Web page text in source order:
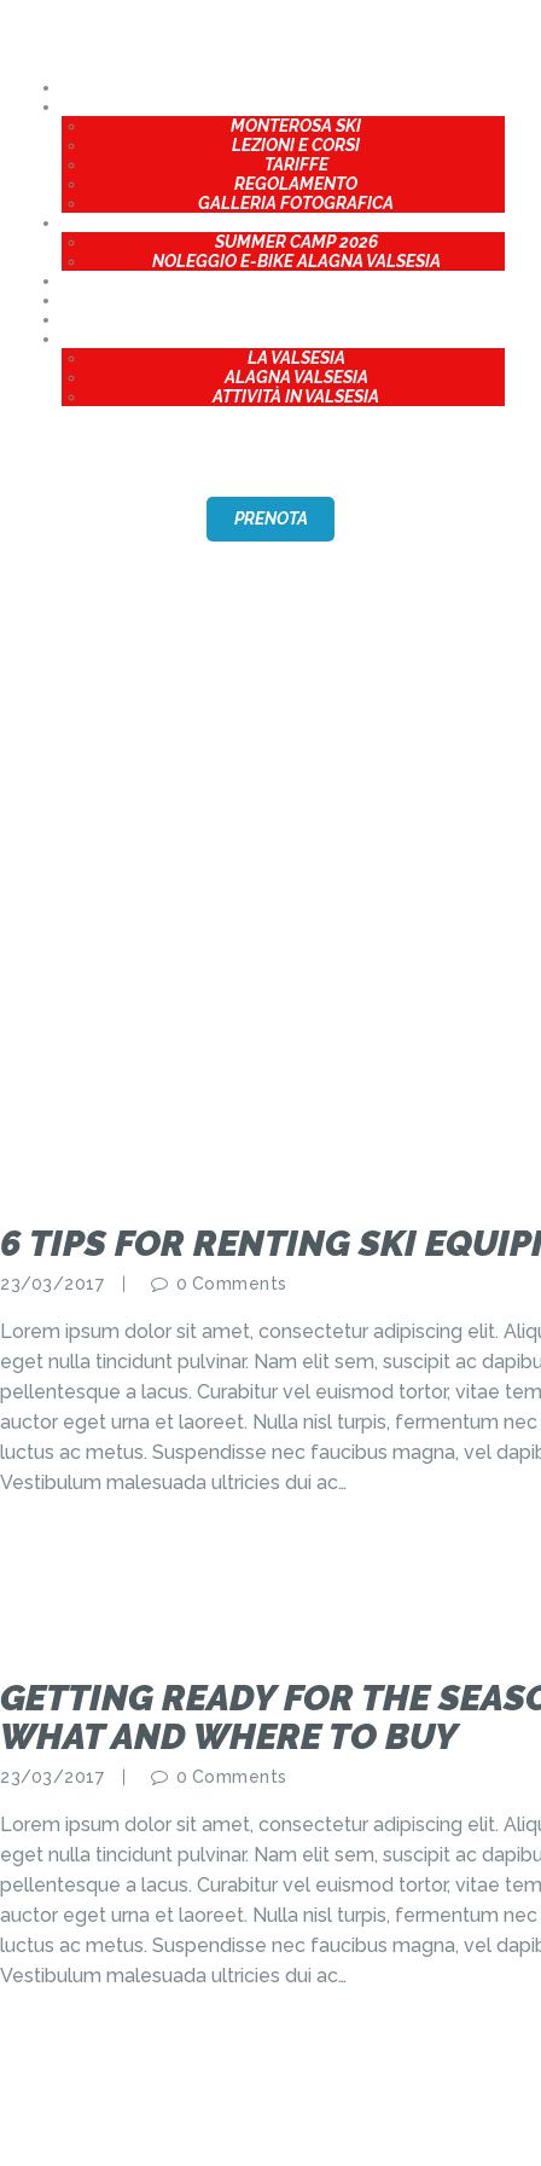
MONTEROSA SKI
LEZIONI E CORSI
TARIFFE
REGOLAMENTO
GALLERIA FOTOGRAFICA
SUMMER CAMP 2026
NOLEGGIO E-BIKE ALAGNA VALSESIA
LA VALSESIA
ALAGNA VALSESIA
ATTIVITÀ IN VALSESIA
PRENOTA
INVERNO
ESTATE
PROGETTI
EVENTI
CONTATTI
6 TIPS FOR RENTING SKI
23/03/2017 0 Comments
Lorem ipsum dolor sit amet, consectetur adipiscing elit.
eget nulla tincidunt pulvinar. Nam elit sem, suscipit ac
pellentesque a lacus. Curabitur vel euismod tortor, vitae
auctor eget urna et laoreet. Nulla nisl turpis, fermentum nec
luctus ac metus. Suspendisse nec faucibus magna, vel
Vestibulum malesuada ultricies dui ac…
GETTING READY FOR THE
WHAT AND WHERE TO BUY
23/03/2017 0 Comments
Lorem ipsum dolor sit amet, consectetur adipiscing elit.
eget nulla tincidunt pulvinar. Nam elit sem, suscipit ac
pellentesque a lacus. Curabitur vel euismod tortor, vitae
auctor eget urna et laoreet. Nulla nisl turpis, fermentum nec
luctus ac metus. Suspendisse nec faucibus magna, vel
Vestibulum malesuada ultricies dui ac…